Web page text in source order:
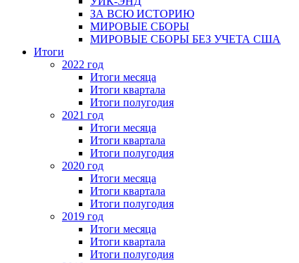
ЗА ВСЮ ИСТОРИЮ
МИРОВЫЕ СБОРЫ
МИРОВЫЕ СБОРЫ БЕЗ УЧЕТА США
Итоги
2022 год
Итоги месяца
Итоги квартала
Итоги полугодия
2021 год
Итоги месяца
Итоги квартала
Итоги полугодия
2020 год
Итоги месяца
Итоги квартала
Итоги полугодия
2019 год
Итоги месяца
Итоги квартала
Итоги полугодия